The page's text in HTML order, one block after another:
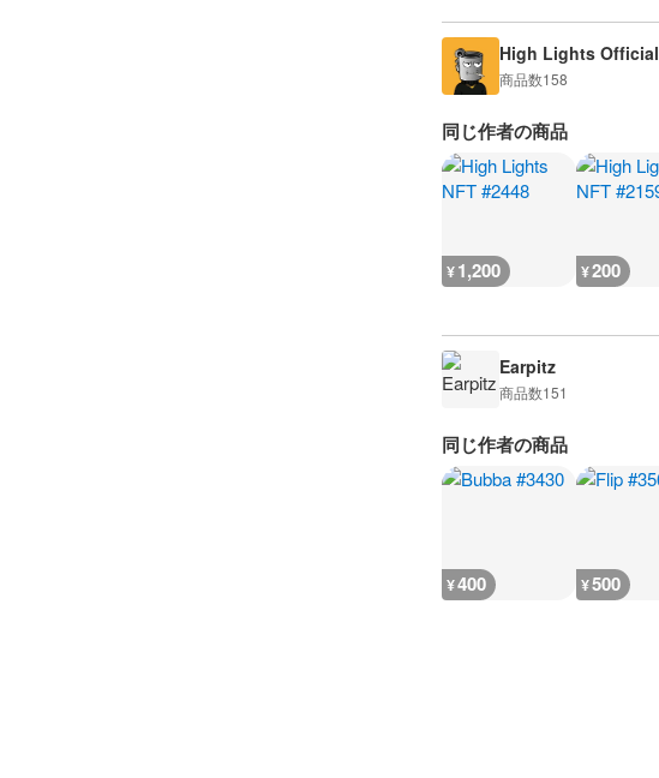
High Lights Official
商品数158
同じ作者の商品
¥1,200 ¥200
Earpitz
商品数151
同じ作者の商品
¥400 ¥500